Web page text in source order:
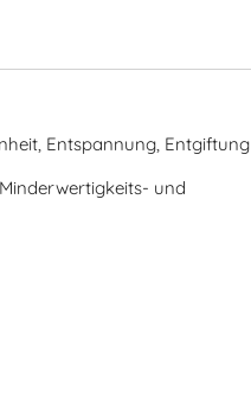
Entspannung, Entgiftung
und